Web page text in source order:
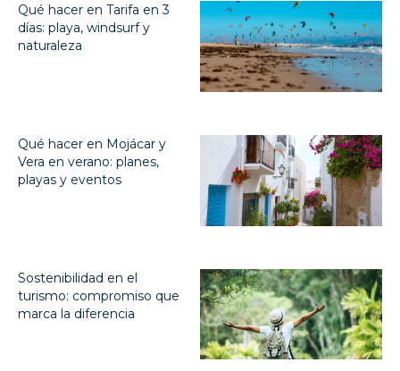
Qué hacer en Tarifa en 3
días: playa, windsurf y
naturaleza
Qué hacer en Mojácar y
Vera en verano: planes,
playas y eventos
Sostenibilidad en el
turismo: compromiso que
marca la diferencia